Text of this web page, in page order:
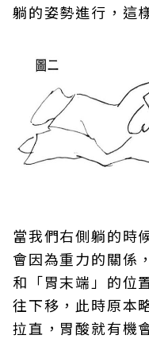
躺的姿勢進行，這
當我們右側躺的時
會因為重力的關係
和「胃末端」的位
往下移，此時原本
拉直，胃酸就有機